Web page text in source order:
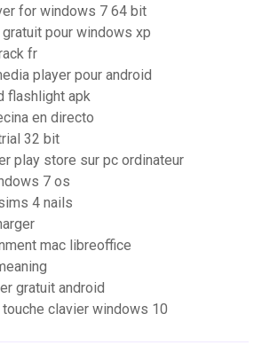
for windows 7 64 bit
pour windows xp
fr
player pour android
flashlight apk
en directo
32 bit
play store sur pc ordinateur
7 os
4 nails
mac libreoffice
gratuit android
clavier windows 10